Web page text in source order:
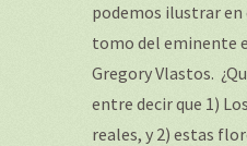
podemos ilustrar en
tomo del eminente
Gregory Vlastos.
entre decir que 1)
reales, y 2) estas